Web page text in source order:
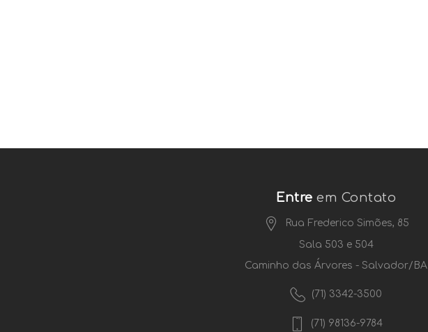
Entre em Contato
Rua Frederico Simões, 85
Sala 503 e 504
Caminho das Árvores - Salvador/BA
(71) 3342-3500
(71) 98136-9784